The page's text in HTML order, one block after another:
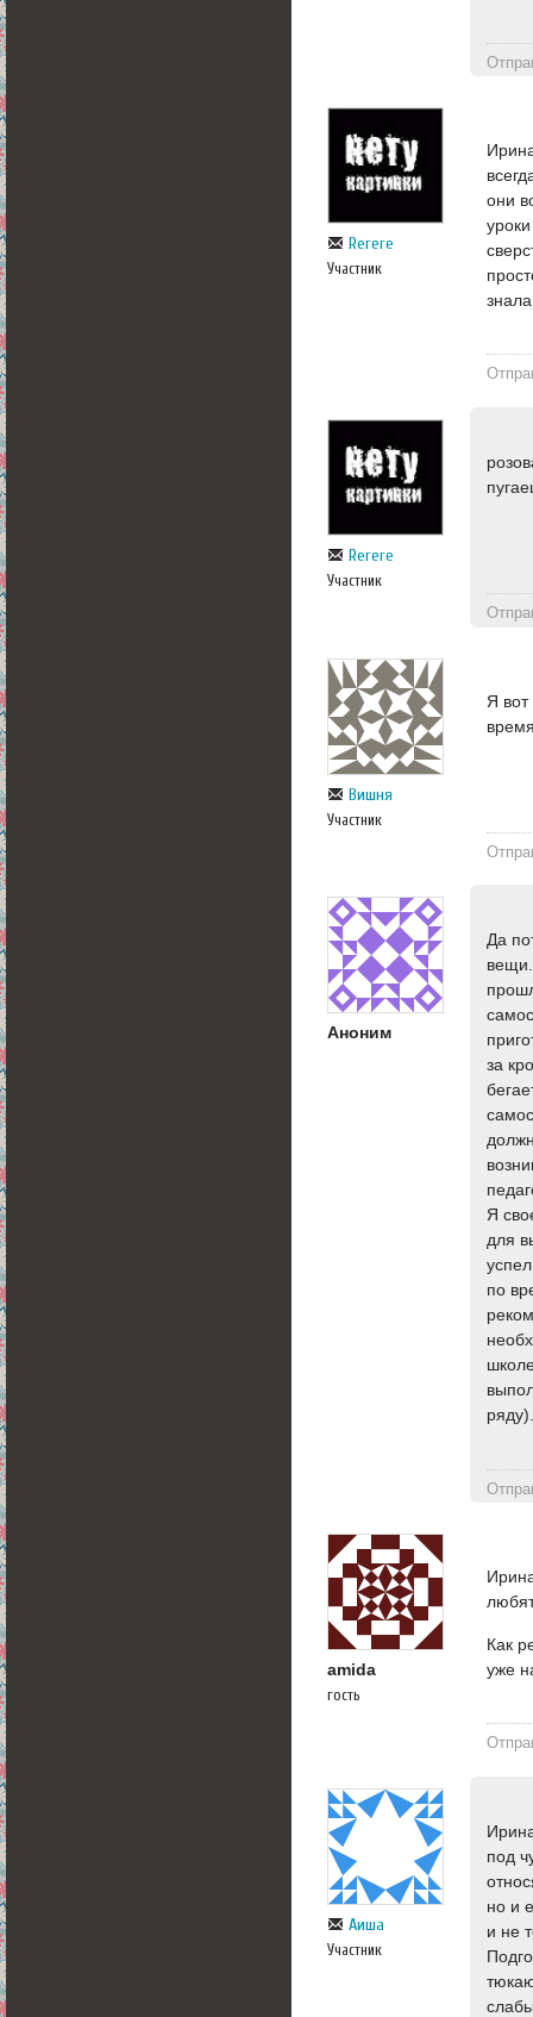
Rerere
Участник
они
Rerere
Участник
Вишня
Участник
Я
Аноним
Да
вещи.
за
Я
для
по
amida
гость
Как
уже
Аиша
Участник
под
но и
и не